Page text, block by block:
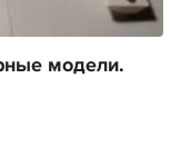
модели.